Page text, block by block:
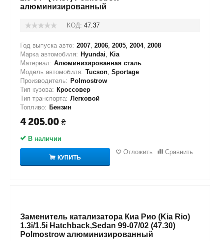
алюминизированный
КОД: 47.37
Год выпуска авто: 2007, 2006, 2005, 2004, 2008
Марка автомобиля: Hyundai, Kia
Материал: Алюминизированная сталь
Модель автомобиля: Tucson, Sportage
Производитель: Polmostrow
Тип кузова: Кроссовер
Тип транспорта: Легковой
Топливо: Бензин
4 205.00 ₴
В наличии
КУПИТЬ
Отложить Сравнить
Заменитель катализатора Киа Рио (Kia Rio)
1.3i/1.5i Hatchback,Sedan 99-07/02 (47.30)
Polmostrow алюминизированный